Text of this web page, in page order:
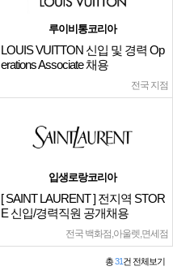
루이비통코리아
LOUIS VUITTON 신입 및 경력 Op
erations Associate 채용
전국 지점
입생로랑코리아
[ SAINT LAURENT ] 전지역 STOR
E 신입/경력직원 공개채용
전국 백화점,아울렛,면세점
총31건 전체보기